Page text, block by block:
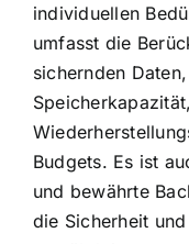
individuellen
umfasst die
sichernden
Budgets. Es ist
und bewährte
die Sicherheit